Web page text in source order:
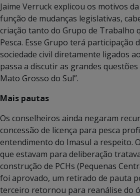
Jaime Verruck explicou os motivos
função de mudanças legislativas,
criação tanto do Grupo de Trabalho
Pesca. Esse Grupo terá participação
sociedade civil diretamente ligados
passa a discutir as grandes
Mato Grosso do Sul”.
Mais pautas
Os conselheiros ainda negaram
concessão de licença para pesca
entendimento do Imasul a respeito.
que estavam para deliberação
construção de PCHs (Pequenas
foi aprovado, um retirado de pauta
terceiro retornou para reanálise do